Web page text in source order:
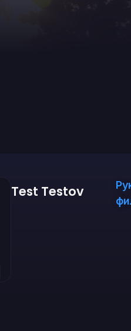
Test Testov